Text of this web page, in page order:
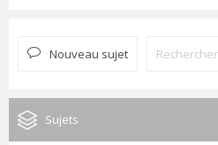
Nouveau sujet
Sujets